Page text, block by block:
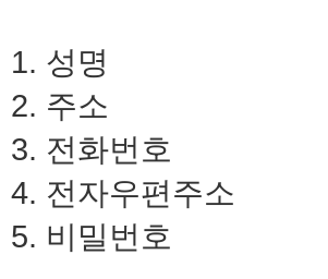
1. 성명
2. 주소
3. 전화번호
4. 전자우편주소
5. 비밀번호